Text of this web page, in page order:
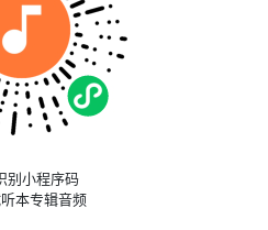
别小程序码
本专辑音频